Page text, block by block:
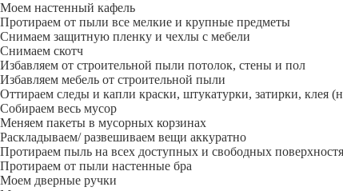
Моем настенный кафель
Протираем от пыли все мелкие и крупные предметы
Снимаем защитную пленку и чехлы с мебели
Снимаем скотч
Избавляем от строительной пыли потолок, стены и пол
Избавляем мебель от строительной пыли
Оттираем следы и капли краски, штукатурки, затирки, клея
Собираем весь мусор
Меняем пакеты в мусорных корзинах
Раскладываем/ развешиваем вещи аккуратно
Протираем пыль на всех доступных и свободных
Протираем от пыли настенные бра
Моем дверные ручки